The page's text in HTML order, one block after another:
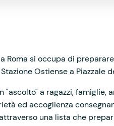
Roma si occupa di
Ostiense a Piazzale
"ascolto" a ragazzi, famiglie,
ed accoglienza
una lista che